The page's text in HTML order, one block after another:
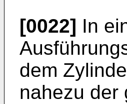
[0022] In
dem
nahezu der